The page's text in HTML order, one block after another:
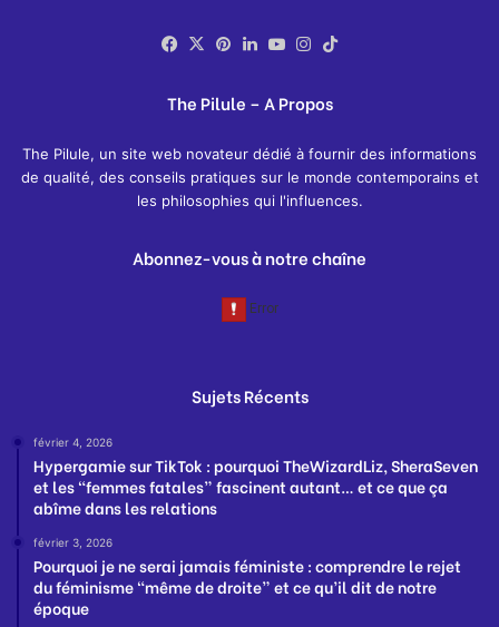
Facebook
X Pinterest
Linkedin
YouTubeInstagram
The Pilule – A Propos
The Pilule, un site web novateur dédié à fournir des informations
de qualité, des conseils pratiques sur le monde contemporains et
les philosophies qui l'influences.
Abonnez-vous à notre chaîne
Sujets Récents
février 4, 2026
Hypergamie sur TikTok : pourquoi TheWizardLiz, SheraSeven
et les “femmes fatales” fascinent autant… et ce que ça
abîme dans les relations
février 3, 2026
Pourquoi je ne serai jamais féministe : comprendre le rejet
du féminisme “même de droite” et ce qu’il dit de notre
époque